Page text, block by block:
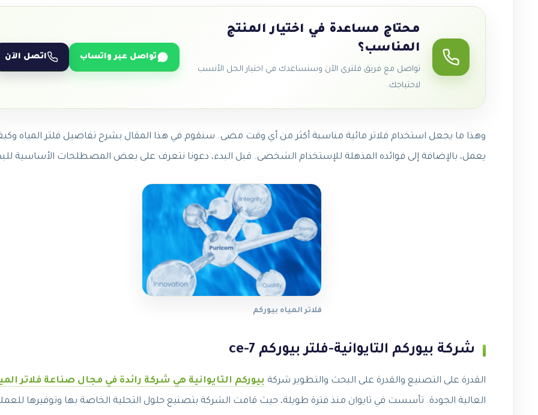
محتاج مساعدة في اختيار المنتج
المناسب؟
تواصل مع فريق فلتري الآن وسنساعدك في اختيار الحل الأنسب
لاحتياجك.
تواصل عبر واتساب اتصل الآن
وهذا ما يجعل استخدام فلاتر مائية مناسبة أكثر من أي وقت مضى. سنقوم في هذا المقال بشرح تفاصيل فلتر المياه
يعمل، بالإضافة إلى فوائده المذهلة للإستخدام الشخصى. قبل البدء، دعونا نتعرف على بعض المصطلحات الأساسية
فلاتر المياه بيوركم
شركة بيوركم التايوانية-فلتر بيوركم ce-7
القدرة على التصنيع والقدرة على البحث والتطوير شركة بيوركم التايوانية هي شركة رائدة في مجال صناعة فلاتر
العالية الجودة. تأسست في تايوان منذ فترة طويلة، حيث قامت الشركة بتصنيع حلول التحلية الخاصة بها وتوفيرها